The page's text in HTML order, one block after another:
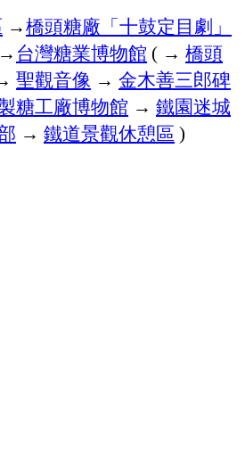
→橋頭糖廠「十鼓定目劇」
→ 台灣糖業博物館 ( → 橋頭
聖觀音像 → 金木善三郎碑
糖工廠博物館 → 鐵園迷城
→ 鐵道景觀休憩區 )